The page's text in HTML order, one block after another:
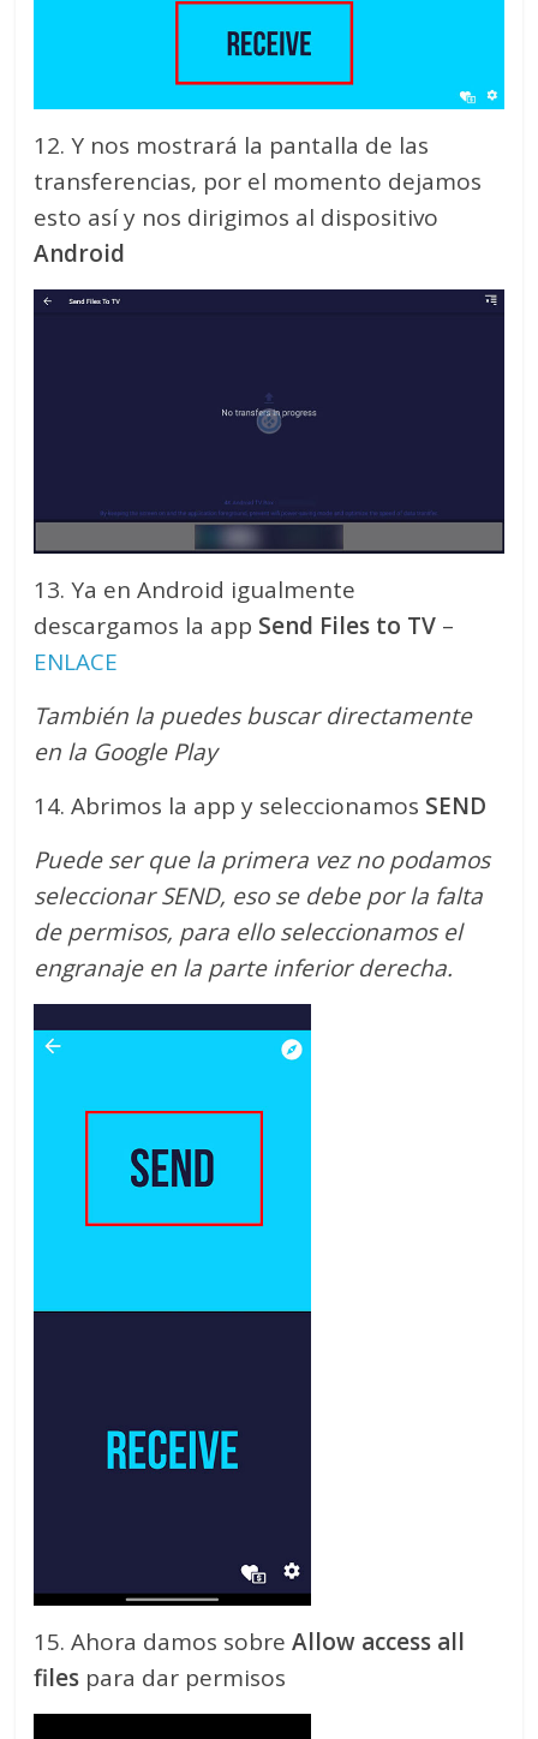
12. Y nos mostrará la pantalla de las
transferencias, por el momento dejamos
esto así y nos dirigimos al dispositivo
Android
13. Ya en Android igualmente
descargamos la app Send Files to TV –
ENLACE
También la puedes buscar directamente
en la Google Play
14. Abrimos la app y seleccionamos SEND
Puede ser que la primera vez no podamos
seleccionar SEND, eso se debe por la falta
de permisos, para ello seleccionamos el
engranaje en la parte inferior derecha.
15. Ahora damos sobreAllow access all
files para dar permisos